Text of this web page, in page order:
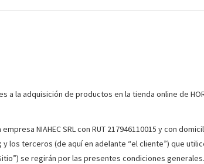
la adquisición de productos en la tienda online de
NIAHEC SRL con RUT 217946110015 y con
y los terceros (de aquí en adelante “el cliente”) que
se regirán por las presentes condiciones generales.